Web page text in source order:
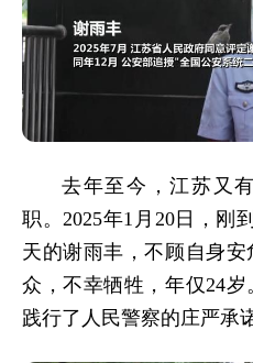
去年至今，江苏又
职。2025年1月20日，刚
天的谢雨丰，不顾自身
众，不幸牺牲，年仅24
践行了人民警察的庄严承